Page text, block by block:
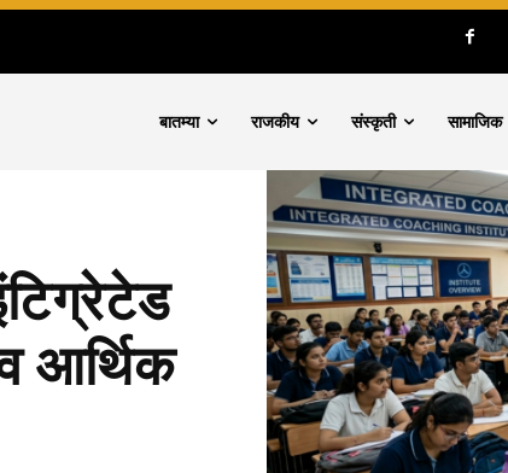
बातम्या राजकीय संस्कृती सामाजिक
आर्थिक